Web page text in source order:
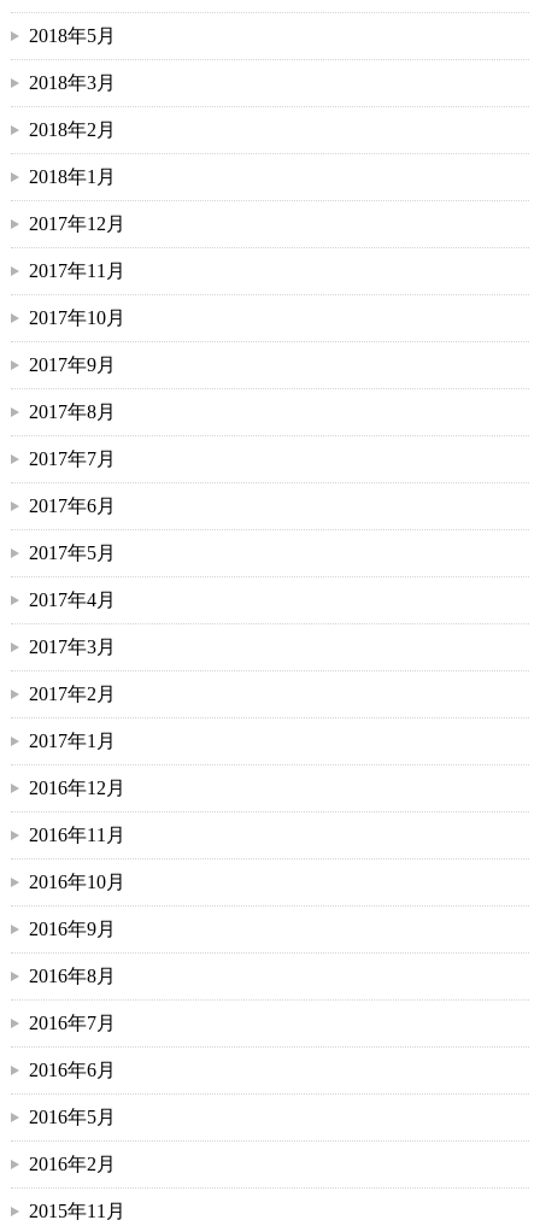
2018年5月
2018年3月
2018年2月
2018年1月
2017年12月
2017年11月
2017年10月
2017年9月
2017年8月
2017年7月
2017年6月
2017年5月
2017年4月
2017年3月
2017年2月
2017年1月
2016年12月
2016年11月
2016年10月
2016年9月
2016年8月
2016年7月
2016年6月
2016年5月
2016年2月
2015年11月